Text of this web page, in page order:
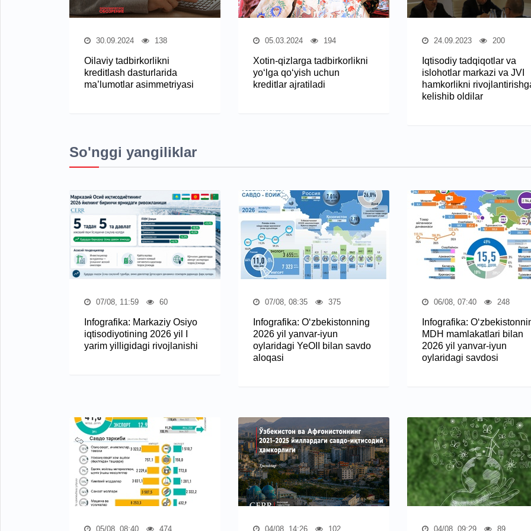
30.09.2024 138
Oilaviy tadbirkorlikni
kreditlash dasturlarida
ma’lumotlar asimmetriyasi
05.03.2024 194
Xotin-qizlarga tadbirkorlikni
yo‘lga qo‘yish uchun
kreditlar ajratiladi
24.09.2023 200
Iqtisodiy tadqiqotlar va
islohotlar markazi va JVI
hamkorlikni
kelishib oldilar
So'nggi yangiliklar
07/08, 11:59 60
Infografika: Markaziy Osiyo
iqtisodiyotining 2026 yil I
yarim yilligidagi rivojlanishi
07/08, 08:35 375
Infografika: O‘zbekistonning
2026 yil yanvar-iyun
oylaridagi YeOII bilan savdo
aloqasi
06/08, 07:40 248
Infografika:
MDH mamlakatlari bilan
2026 yil yanvar-iyun
oylaridagi savdosi
05/08, 08:40 474 04/08, 14:26 102 04/08, 09:29 89